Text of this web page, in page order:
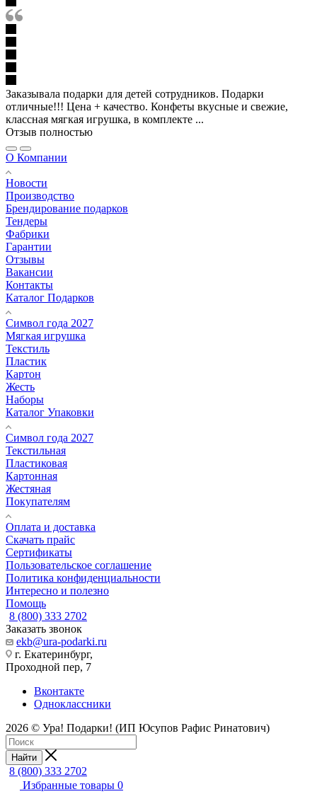
Заказывала подарки для детей сотрудников. Подарки
отличные!!! Цена + качество. Конфеты вкусные и свежие,
классная мягкая игрушка, в комплекте ...
Отзыв полностью
О Компании
Новости
Производство
Брендирование подарков
Тендеры
Фабрики
Гарантии
Отзывы
Вакансии
Контакты
Каталог Подарков
Символ года 2027
Мягкая игрушка
Текстиль
Пластик
Картон
Жесть
Наборы
Каталог Упаковки
Символ года 2027
Текстильная
Пластиковая
Картонная
Жестяная
Покупателям
Оплата и доставка
Скачать прайс
Сертификаты
Пользовательское соглашение
Политика конфиденциальности
Интересно и полезно
Помощь
8 (800) 333 2702
Заказать звонок
ekb@ura-podarki.ru
г. Екатеринбург,
Проходной пер, 7
Вконтакте
Одноклассники
2026 © Ура! Подарки! (ИП Юсупов Рафис Ринатович)
Найти
8 (800) 333 2702
Избранные товары 0